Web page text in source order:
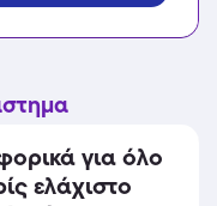
για όλο
ελάχιστο